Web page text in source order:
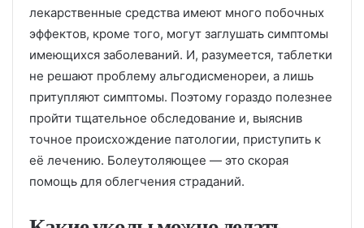
лекарственные средства имеют много побочных
эффектов, кроме того, могут заглушать симптомы
имеющихся заболеваний. И, разумеется, таблетки
не решают проблему альгодисменореи, а лишь
притупляют симптомы. Поэтому гораздо полезнее
пройти тщательное обследование и, выяснив
точное происхождение патологии, приступить к
её лечению. Болеутоляющее — это скорая
помощь для облегчения страданий.